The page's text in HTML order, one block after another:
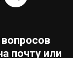
почту или